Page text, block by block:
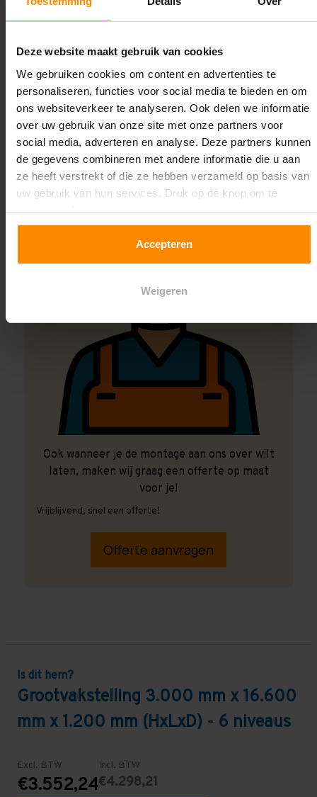
Deze website maakt gebruik van cookies
We gebruiken cookies om content en advertenties te
personaliseren, functies voor social media te bieden en om
ons websiteverkeer te analyseren. Ook delen we informatie
over uw gebruik van onze site met onze partners voor
social media, adverteren en analyse. Deze partners kunnen
de gegevens combineren met andere informatie die u aan
ze heeft verstrekt of die ze hebben verzameld op basis van
uw gebruik van hun services. Druk op de knop om te
accepteren!
Accepteren
Weigeren
specialiteit!
Contact met specialist
Montage uitbesteden?
Laat ons het doen!
Ook wanneer je de montage aan ons over wilt
laten, maken wij graag een offerte op maat
voor je!
Vrijblijvend, snel een offerte!
Offerte aanvragen
Is dit hem?
Grootvakstelling 3.000 mm x 16.600
mm x 1.200 mm (HxLxD) - 6 niveaus
Excl. BTW
€3.552,24
Incl. BTW
€4.298,21